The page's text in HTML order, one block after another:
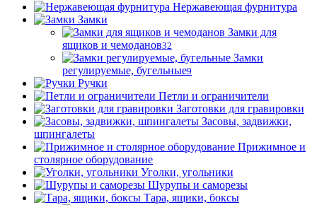
Нержавеющая фурнитура
Замки
Замки для
ящиков и чемоданов32
Замки
регулируемые, бугельные9
Ручки
Петли и ограничители
Заготовки для гравировки
Засовы, задвижки,
шпингалеты
Прижимное и
столярное оборудование
Уголки, угольники
Шурупы и саморезы
Тара, ящики, боксы